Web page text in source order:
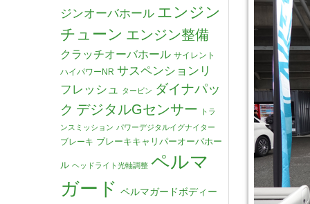
ジンオーバホール エンジン
チューン エンジン整備
クラッチオーバホール サイレント
ハイパワーNR サスペンションリ
フレッシュ
タービン ダイナパッ
ク デジタルGセンサー
トラ
ンスミッション パワーデジタルイグナイター
ブレーキ ブレーキキャリパーオーバホー
ル ヘッドライト光軸調整 ペルマ
ガード ペルマガードボディー